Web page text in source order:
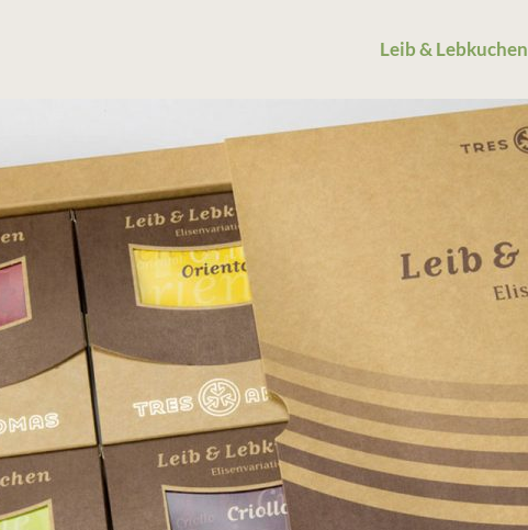
Leib & Lebkuchen